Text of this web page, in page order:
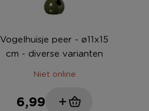
Vogelhuisje peer - ø11x15
cm - diverse varianten
Niet online
6,99